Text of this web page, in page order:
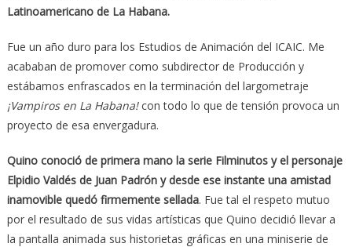
Latinoamericano de La Habana.
Fue un año duro para los Estudios de Animación del ICAIC. Me
acababan de promover como subdirector de Producción y
estábamos enfrascados en la terminación del largometraje
¡Vampiros en La Habana!con todo lo que de tensión provoca un
proyecto de esa envergadura.
Quino conoció de primera mano la serie Filminutos y el personaje
Elpidio Valdés de Juan Padrón y desde ese instante una amistad
inamovible quedó firmemente sellada. Fue tal el respeto mutuo
por el resultado de sus vidas artísticas que Quino decidió llevar a
la pantalla animada sus historietas gráficas en una miniserie de